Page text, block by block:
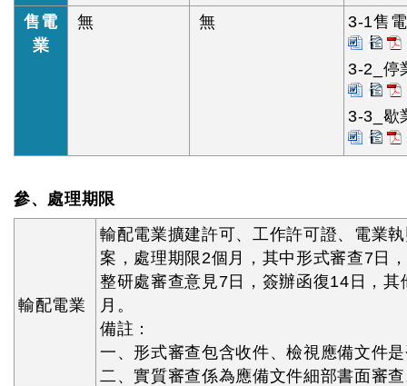
售電
業
無 無 3-1售
3-2_停
3-3_歇
參、處理期限
輸配電業
輸配電業擴建許可、工作許可證、電業
案，處理期限2個月，其中形式審查7日
整研處審查意見7日，簽辦函復14日，其
月。
備註：
一、形式審查包含收件、檢視應備文件
二、實質審查係為應備文件細部書面審